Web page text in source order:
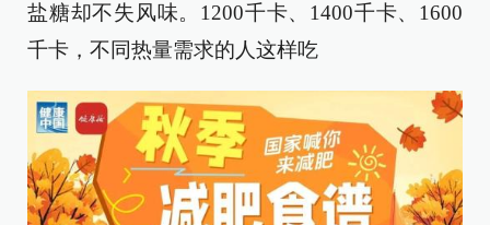
盐糖却不失风味。1200千卡、1400千卡、1600
千卡，不同热量需求的人这样吃